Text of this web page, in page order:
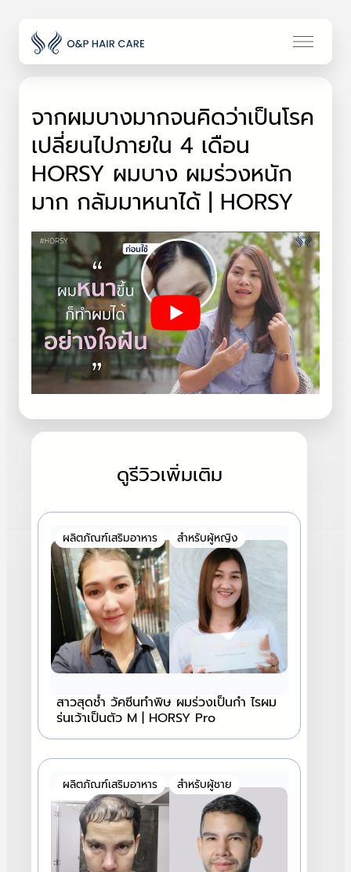
จากผมบางมากจนคิดว่าเป็นโรค
เปลี่ยนไปภายใน 4 เดือน
HORSY ผมบาง ผมร่วงหนัก
มาก กลัมมาหนาได้ | HORSY
ดูรีวิวเพิ่มเติม
ผลิตภัณฑ์เสริมอาหาร สำหรับผู้หญิง
สาวสุดช้ำ วัคซีนทำพิษ ผมร่วงเป็นกำ ไรผม
ร่นเว้าเป็นตัว M | HORSY Pro
ผลิตภัณฑ์เสริมอาหาร สำหรับผู้ชาย